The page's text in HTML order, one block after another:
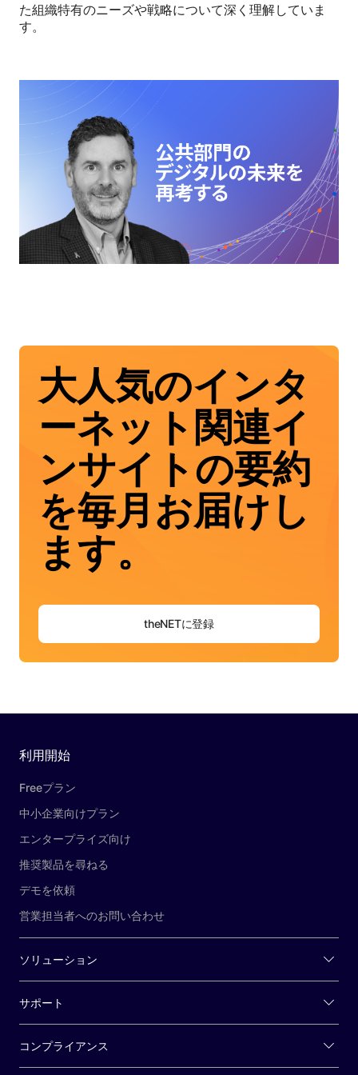
た組織特有のニーズや戦略について深く理解していま
す。
大人気のインタ
ーネット関連イ
ンサイトの要約
を毎月お届けし
ます。
theNETに登録
利用開始
Freeプラン
中小企業向けプラン
エンタープライズ向け
推奨製品を尋ねる
デモを依頼
営業担当者へのお問い合わせ
ソリューション
サポート
コンプライアンス